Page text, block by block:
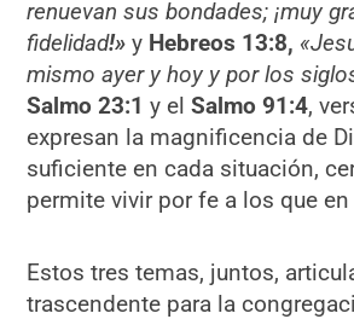
renuevan sus bondades; ¡muy
fidelidad!» y Hebreos 13:8,
mismo ayer y hoy y por los
Salmo 23:1y el Salmo 91:4,
expresan la magnificencia de
suficiente en cada situación,
permite vivir por fe a los que
Estos tres temas, juntos,
trascendente para la